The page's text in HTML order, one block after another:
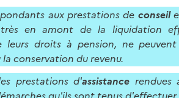
aux prestations de conseil
en amont de la liquidation
leurs droits à pension, ne
conservation du revenu.
prestations d'assistance rendues